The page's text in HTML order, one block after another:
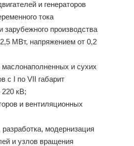
и генераторов
тока
зарубежного производства
МВт, напряжением от 0,2
и сухих
с I по VII габарит
кВ;
и вентиляционных
разработка, модернизация
и узлов вращения